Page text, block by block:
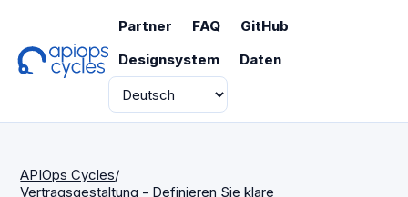
Partner FAQ
GitHub
Designsystem
Daten
Sprache
APIOps Cycles/
Vertragsgestaltung - Definieren Sie klare